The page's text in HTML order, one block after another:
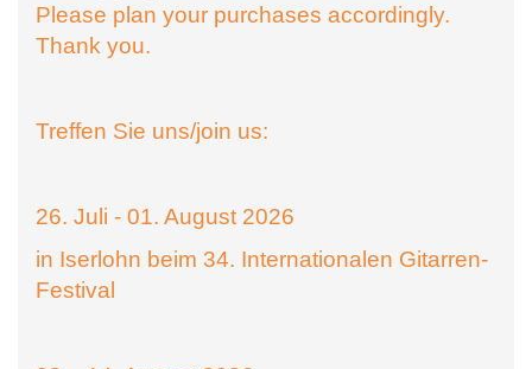
Please plan your purchases accordingly.
Thank you.
Treffen Sie uns/join us:
26. Juli - 01. August 2026
in Iserlohn beim 34. Internationalen Gitarren-
Festival